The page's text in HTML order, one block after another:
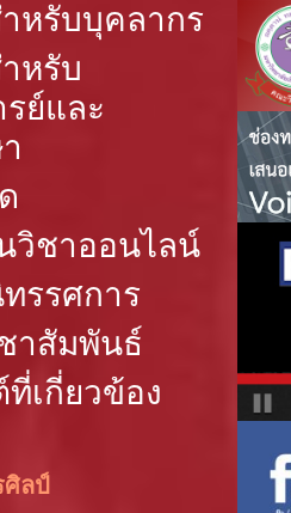
หรับบุคลากร
หรับ
ย์และ
วิชาออนไลน์
รรศการ
าสัมพันธ์
ที่เกี่ยวข้อง
ลป์